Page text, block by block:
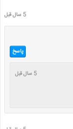
5 سال قبل
پاسخ
5 سال قبل